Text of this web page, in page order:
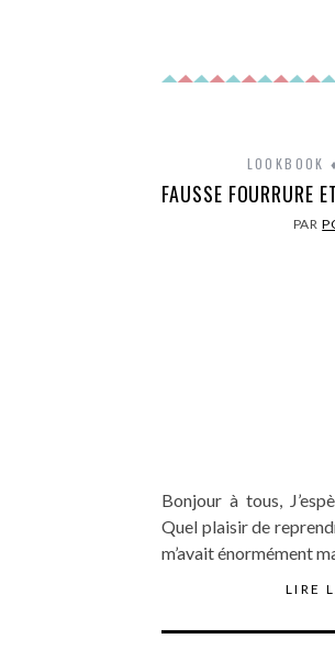
LOOKBOOK
FAUSSE FOURRURE
PAR
Bonjour à tous,
Quel plaisir de
m’avait énormément
LIRE